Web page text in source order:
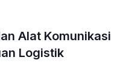
Alat Komunikasi
Logistik